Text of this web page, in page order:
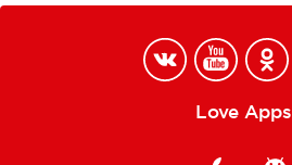
Love Apps